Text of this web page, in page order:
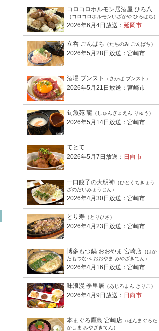
コロコロホルモン居酒屋 ひろ八
（コロコロホルモンいざかや ひろはち）
2026年6月4日放送： 延岡市
立呑 ごんぱち （たちのみ ごんぱち）
2026年5月28日放送：宮崎市
酒場 ブンスト （さかば ブンスト）
2026年5月21日放送：宮崎市
旬魚苑 龍 （しゅんぎょえん りゅう）
2026年5月14日放送：宮崎市
てとて
2026年5月7日放送： 日向市
一口餃子の大明神 （ひとくちぎょう
ざのだいみょうじん）
2026年4月30日放送：宮崎市
とり寿 （とりひさ）
2026年4月23日放送：宮崎市
博多もつ鍋 おおやま 宮崎店 （はか
たもつなべ おおやま みやざきてん）
2026年4月16日放送：宮崎市
味浪漫 季里居 （あじろまん きりこ）
2026年4月9日放送： 日向市
本まぐろ鷹島 宮崎店 （ほんまぐろた
かしま みやざきてん）